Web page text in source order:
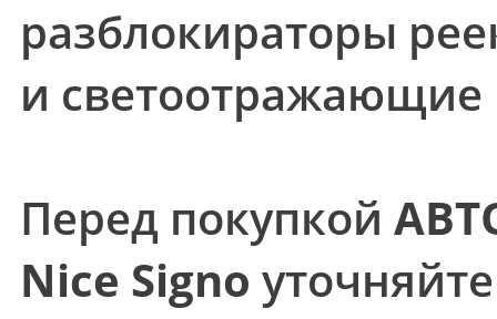
разблокираторы
и светоотражающие
Перед покупкой
Nice Signo